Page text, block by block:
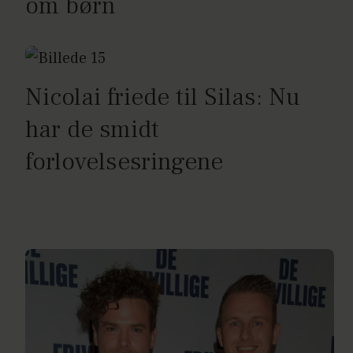
Nicolai friede til Silas: Nu
har de smidt
forlovelsesringene